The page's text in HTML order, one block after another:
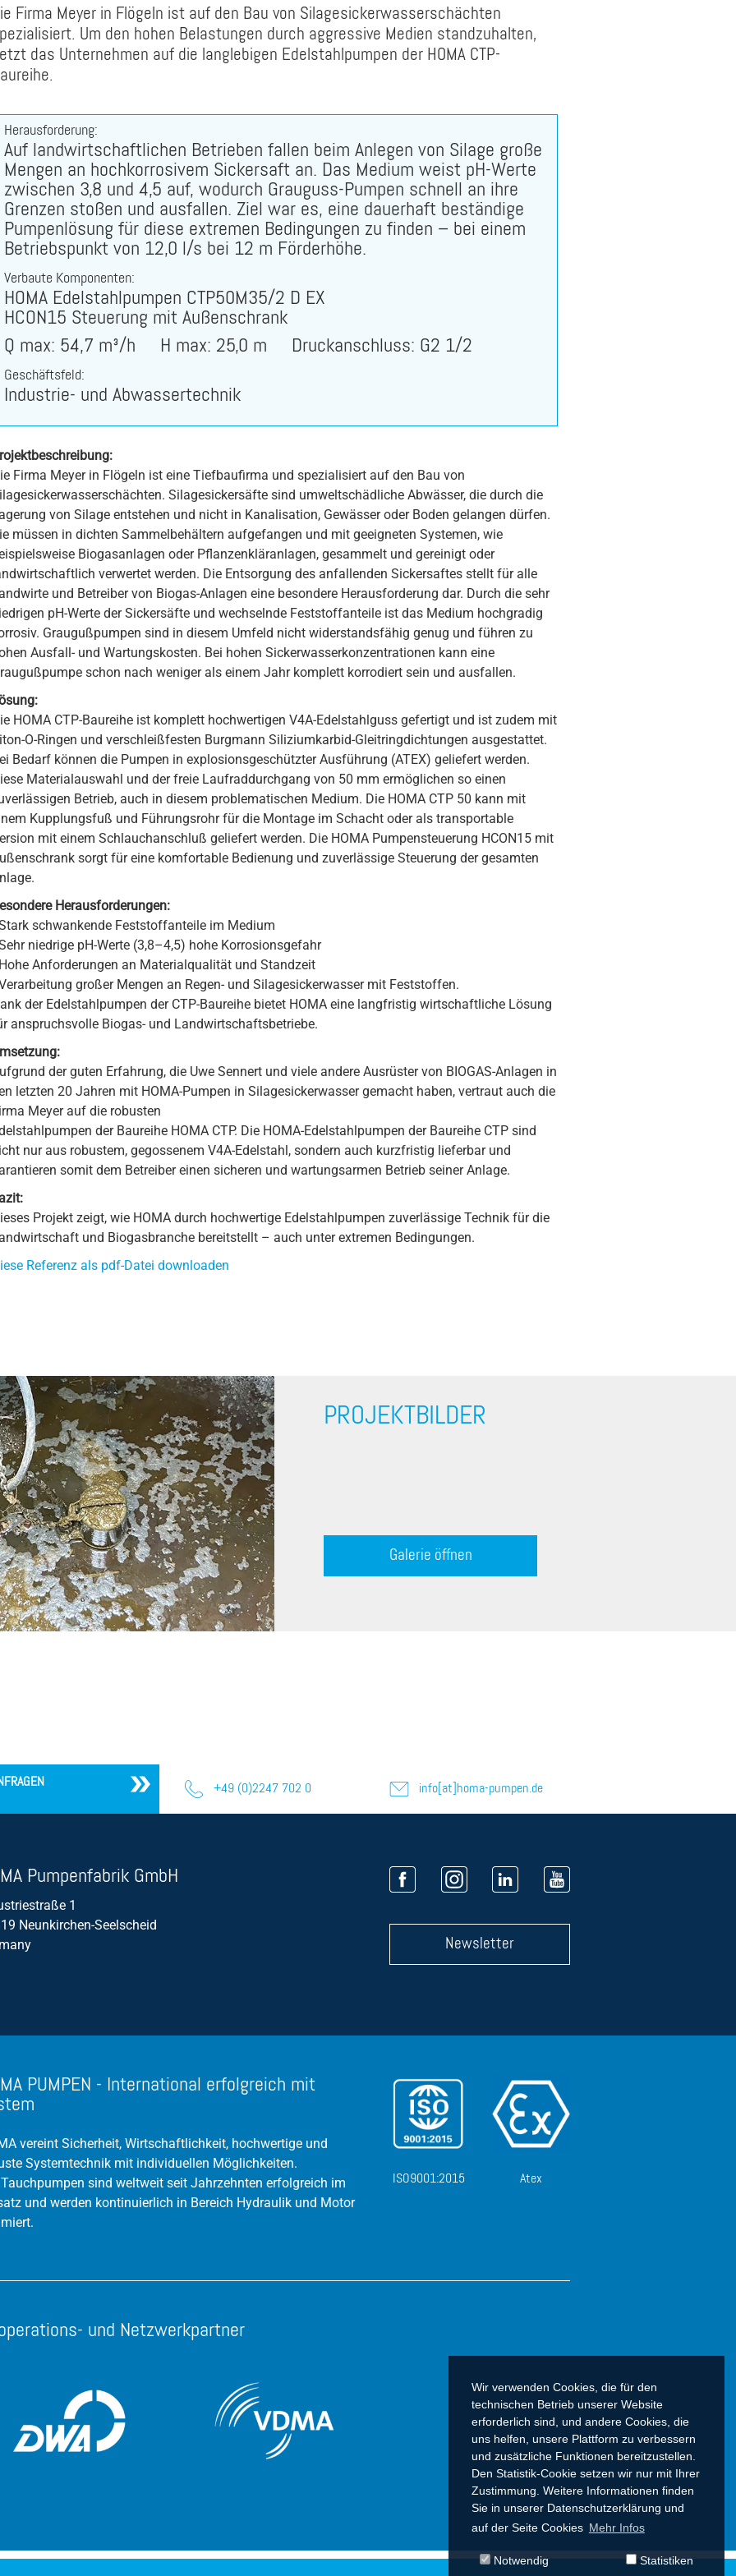
Wir verwenden Cookies, die für den
technischen Betrieb unserer Website
erforderlich sind, und andere Cookies, die
uns helfen, unsere Plattform zu verbessern
und zusätzliche Funktionen bereitzustellen.
Den Statistik-Cookie setzen wir nur mit Ihrer
Zustimmung. Weitere Informationen finden
Sie in unserer Datenschutzerklärung und
auf der Seite Cookies Mehr Infos
Notwendig Statistiken
Lebensmittel: Schlachtereien /
Fleischverarbeitung
Stahlproduktion
Tierkörperverwertung
Wasserkraft
Zellstoff & Papier / Holz
Zuckerfabriken
Automobilindustrie
Bilgewasser / Bilgewasserpumpen
Coriolis-Kraft
Entwässerungspumpe
Fäkalienhebeanlagen
Freier Durchgang
Hebeanlage
Hochdruckpumpe
Injektorstrahl System
Kavitation
Lager
Nassaufstellung
Pumpenprüffeld
Propellerpumpen
Regenüberlaufbecken (RÜB)
Rührwerk
Schmutzwasserpumpe
Silage-Sickerwasserpumpe
Tauchmotorpumpe
Trockenaufstellung
Verzopfung
Volumenstrom /Durchfluss
Firma Meyer in Flögeln ist auf den Bau von Silagesickerwasserschächten
Um den hohen Belastungen durch aggressive Medien standzuhalten,
das Unternehmen auf die langlebigen Edelstahlpumpen der HOMA CTP-
Herausforderung:
Auf landwirtschaftlichen Betrieben fallen beim Anlegen von Silage große
Mengen an hochkorrosivem Sickersaft an. Das Medium weist pH-Werte
zwischen 3,8 und 4,5 auf, wodurch Grauguss-Pumpen schnell an ihre
Grenzen stoßen und ausfallen. Ziel war es, eine dauerhaft beständige
Pumpenlösung für diese extremen Bedingungen zu finden – bei einem
Betriebspunkt von 12,0 l/s bei 12 m Förderhöhe.
Verbaute Komponenten:
HOMA Edelstahlpumpen CTP50M35/2 D EX
HCON15 Steuerung mit Außenschrank
Q max: 54,7 m³/h H max: 25,0 m Druckanschluss: G2 1/2
Geschäftsfeld:
Industrie- und Abwassertechnik
Firma Meyer in Flögeln ist eine Tiefbaufirma und spezialisiert auf den Bau von
Silagesickersäfte sind umweltschädliche Abwässer, die durch die
von Silage entstehen und nicht in Kanalisation, Gewässer oder Boden gelangen dürfen.
müssen in dichten Sammelbehältern aufgefangen und mit geeigneten Systemen, wie
Biogasanlagen oder Pflanzenkläranlagen, gesammelt und gereinigt oder
verwertet werden. Die Entsorgung des anfallenden Sickersaftes stellt für alle
und Betreiber von Biogas-Anlagen eine besondere Herausforderung dar. Durch die sehr
pH-Werte der Sickersäfte und wechselnde Feststoffanteile ist das Medium hochgradig
Graugußpumpen sind in diesem Umfeld nicht widerstandsfähig genug und führen zu
Ausfall- und Wartungskosten. Bei hohen Sickerwasserkonzentrationen kann eine
schon nach weniger als einem Jahr komplett korrodiert sein und ausfallen.
HOMA CTP-Baureihe ist komplett hochwertigen V4A-Edelstahlguss gefertigt und ist zudem mit
O-Ringen und verschleißfesten Burgmann Siliziumkarbid-Gleitringdichtungen ausgestattet.
Bedarf können die Pumpen in explosionsgeschützter Ausführung (ATEX) geliefert werden.
Materialauswahl und der freie Laufraddurchgang von 50 mm ermöglichen so einen
Betrieb, auch in diesem problematischen Medium. Die HOMA CTP 50 kann mit
Kupplungsfuß und Führungsrohr für die Montage im Schacht oder als transportable
mit einem Schlauchanschluß geliefert werden. Die HOMA Pumpensteuerung HCON15 mit
sorgt für eine komfortable Bedienung und zuverlässige Steuerung der gesamten
Herausforderungen:
schwankende Feststoffanteile im Medium
niedrige pH-Werte (3,8–4,5) hohe Korrosionsgefahr
Anforderungen an Materialqualität und Standzeit
großer Mengen an Regen- und Silagesickerwasser mit Feststoffen.
der Edelstahlpumpen der CTP-Baureihe bietet HOMA eine langfristig wirtschaftliche Lösung
anspruchsvolle Biogas- und Landwirtschaftsbetriebe.
der guten Erfahrung, die Uwe Sennert und viele andere Ausrüster von BIOGAS-Anlagen in
letzten 20 Jahren mit HOMA-Pumpen in Silagesickerwasser gemacht haben, vertraut auch die
Meyer auf die robusten
der Baureihe HOMA CTP. Die HOMA-Edelstahlpumpen der Baureihe CTP sind
nur aus robustem, gegossenem V4A-Edelstahl, sondern auch kurzfristig lieferbar und
somit dem Betreiber einen sicheren und wartungsarmen Betrieb seiner Anlage.
Projekt zeigt, wie HOMA durch hochwertige Edelstahlpumpen zuverlässige Technik für die
und Biogasbranche bereitstellt – auch unter extremen Bedingungen.
Referenz als pdf-Datei downloaden
PROJEKTBILDER
Galerie öffnen
+49 (0)2247 702 0 info[at]homa-pumpen.de
Pumpenfabrik GmbH
1
Neunkirchen-Seelscheid
Newsletter
PUMPEN - International erfolgreich mit
vereint Sicherheit, Wirtschaftlichkeit, hochwertige und
Systemtechnik mit individuellen Möglichkeiten.
sind weltweit seit Jahrzehnten erfolgreich im
und werden kontinuierlich in Bereich Hydraulik und Motor
ISO9001:2015 Atex
und Netzwerkpartner